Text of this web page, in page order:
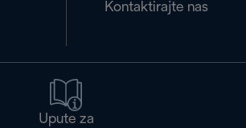
Kontaktirajte nas
Upute za